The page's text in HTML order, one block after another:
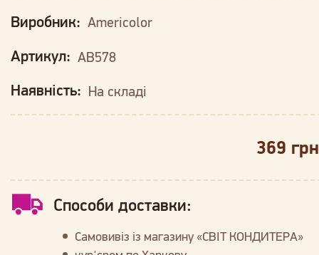
Виробник: Americolor
Артикул: AB578
Наявність: На складі
369 грн
Способи доставки:
Самовивіз із магазину «СВІТ КОНДИТЕРА»